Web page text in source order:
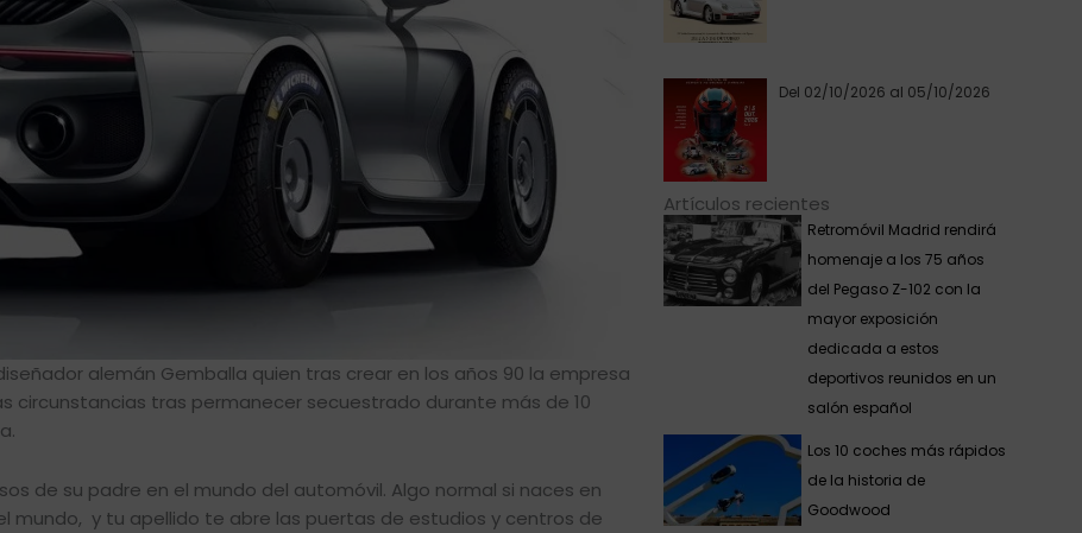
alemán Gemballa quien tras crear en los años 90 la empresa
circunstancias tras permanecer secuestrado durante más de 10
de su padre en el mundo del automóvil. Algo normal si naces en
mundo, y tu apellido te abre las puertas de estudios y centros de
Del 02/10/2026 al 05/10/2026
Artículos recientes
Retromóvil Madrid rendirá
homenaje a los 75 años
del Pegaso Z-102 con la
mayor exposición
dedicada a estos
deportivos reunidos en un
salón español
Los 10 coches más rápidos
de la historia de
Goodwood